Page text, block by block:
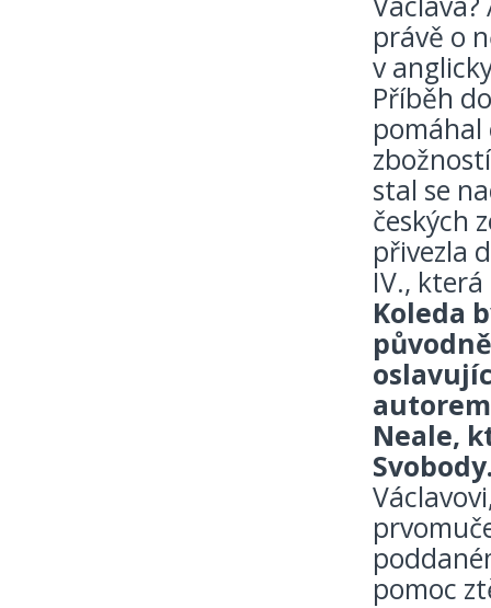
právě o
v
Příběh
pomáhal
stal se
českých
přivezla
IV.,
Koleda
Neale,
pomoc